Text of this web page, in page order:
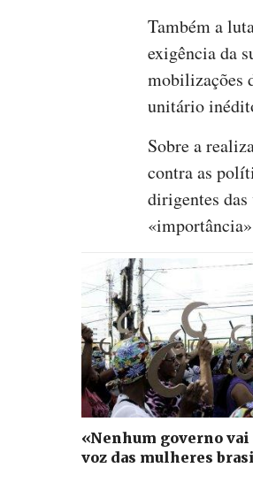
Também a
exigência da
mobilizações
unitário
Sobre a
contra as
dirigentes
«Nenhum governo vai
voz das mulheres